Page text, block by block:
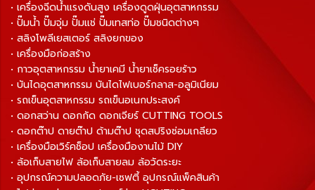
• เครื่องฉีดน้ำแรงดันสูง เครื่องดูดฝุ่นอุตสาหกรรม
• ปั๊มน้ำ ปั๊มจุ่ม ปั๊มแช่ ปั๊มเทสท่อ ปั๊มชนิดต่างๆ
• สลิงโพลีเยสเตอร์ สลิงยกของ
• เครื่องมือก่อสร้าง
• กาวอุตสาหกรรม น้ำยาเคมี น้ำยาเช็ครอยร้าว
• บันไดอุตสาหกรรม บันไดไฟเบอร์กลาส-อลูมิเนียม
• รถเข็นอุตสาหกรรม รถเข็นอเนกประสงค์
• ดอกสว่าน ดอกกัด ดอกเจียร์ CUTTING TOOLS
• ดอกต๊าป ดายต๊าป ด้ามต๊าป ชุดสปริงซ่อมเกลียว
• เครื่องมือเวิร์คช็อป เครื่องมืองานไม้ DIY
• ล้อเก็บสายไฟ ล้อเก็บสายลม ล้อวัดระยะ
• อุปกรณ์ความปลอดภัย-เซฟตี้ อุปกรณ์แพ็คสินค้า